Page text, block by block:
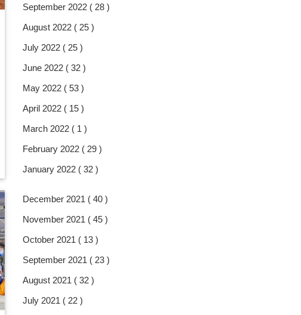
September 2022 ( 28 )
August 2022 ( 25 )
July 2022 ( 25 )
June 2022 ( 32 )
May 2022 ( 53 )
April 2022 ( 15 )
March 2022 ( 1 )
February 2022 ( 29 )
January 2022 ( 32 )
December 2021 ( 40 )
November 2021 ( 45 )
October 2021 ( 13 )
September 2021 ( 23 )
August 2021 ( 32 )
July 2021 ( 22 )